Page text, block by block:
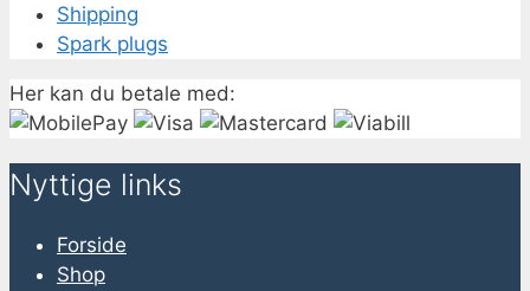
Shipping
Spark plugs
Her kan du betale med:
Nyttige links
Forside
Shop